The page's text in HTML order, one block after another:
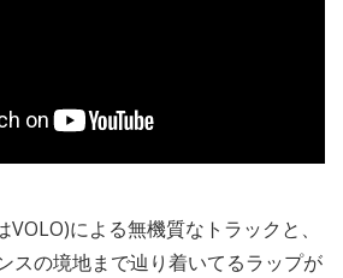
VOLO)による無機質なトラックと、
スの境地まで辿り着いてるラップが